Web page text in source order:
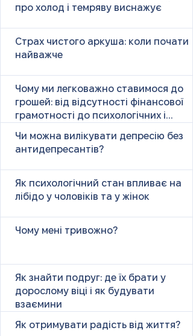
про холод і темряву виснажує
Страх чистого аркуша: коли почати
найважче
Чому ми легковажно ставимося до
грошей: від відсутності фінансової
грамотності до психологічних і
Чи можна вилікувати депресію без
антидепресантів?
Як психологічний стан впливає на
лібідо у чоловіків та у жінок
Чому мені тривожно?
Як знайти подруг: де їх брати у
дорослому віці і як будувати
взаємини
Як отримувати радість від життя?